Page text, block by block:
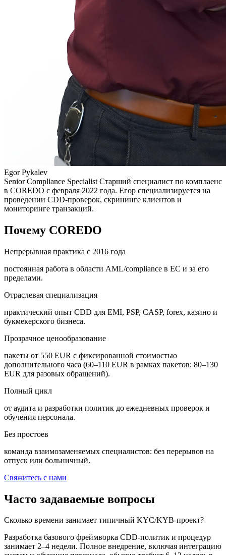
Egor Pykalev
Senior Compliance Specialist Старший специалист по комплаенс
в COREDO с февраля 2022 года. Егор специализируется на
проведении CDD-проверок, скрининге клиентов и
мониторинге транзакций.
Почему COREDO
Непрерывная практика с 2016 года
постоянная работа в области AML/compliance в ЕС и за его
пределами.
Отраслевая специализация
практический опыт CDD для EMI, PSP, CASP, forex, казино и
букмекерского бизнеса.
Прозрачное ценообразование
пакеты от 550 EUR с фиксированной стоимостью
дополнительного часа (60–110 EUR в рамках пакетов; 80–130
EUR для разовых обращений).
Полный цикл
от аудита и разработки политик до ежедневных проверок и
обучения персонала.
Без простоев
команда взаимозаменяемых специалистов: без перерывов на
отпуск или больничный.
Свяжитесь с нами
Часто задаваемые вопросы
Сколько времени занимает типичный KYC/KYB-проект?
Разработка базового фреймворка CDD-политик и процедур
занимает 2–4 недели. Полное внедрение, включая интеграцию